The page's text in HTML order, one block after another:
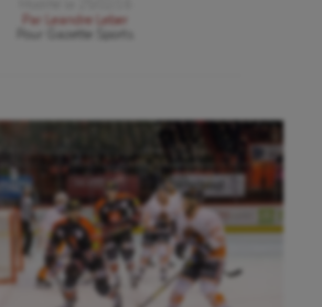
Par
Leandre Leber
Gazette Sports